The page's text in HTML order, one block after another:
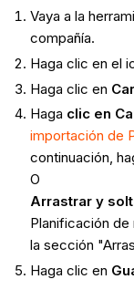
Vaya a la
compañía.
Haga clic en el
Haga clic en
Haga clic en
importación de
continuación,
O
Arrastrar y
Planificación
la sección
Haga clic en